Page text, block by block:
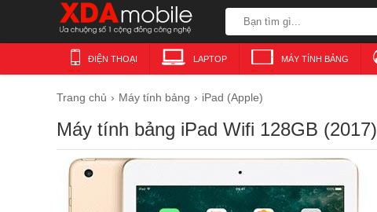
ĐIỆN THOẠI LAPTOP MÁY TÍNH BẢNG
Trang chủ Máy tính bảng iPad (Apple)
Máy tính bảng iPad Wifi 128GB (2017)